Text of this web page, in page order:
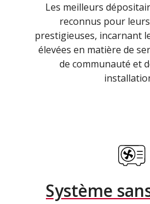
Les meilleurs
reconnus pour
prestigieuses, incarnant
élevées en matière de
de communauté et
Système